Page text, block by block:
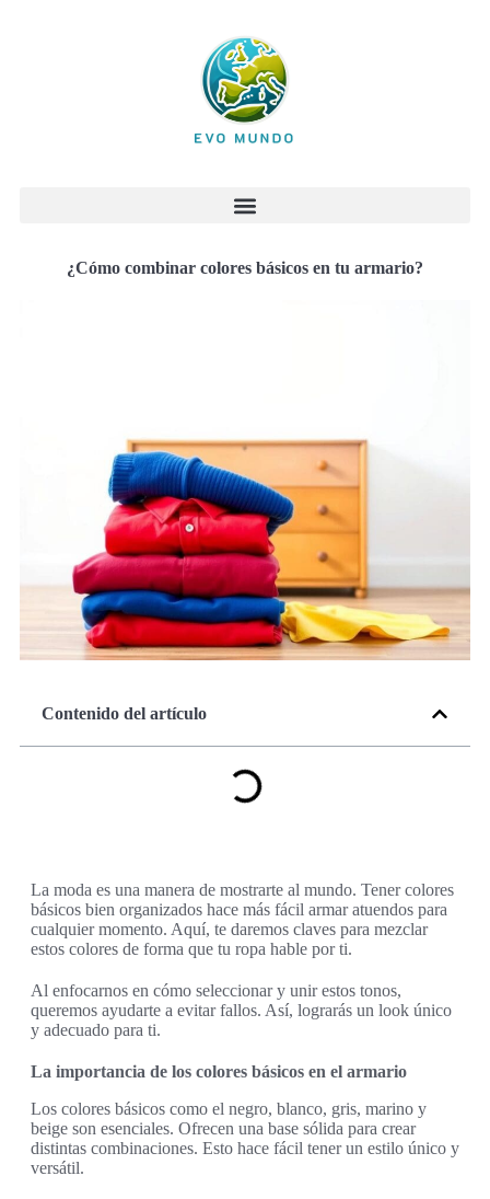
¿Cómo combinar colores básicos en tu armario?
Contenido del artículo
La moda es una manera de mostrarte al mundo. Tener colores
básicos bien organizados hace más fácil armar atuendos para
cualquier momento. Aquí, te daremos claves para mezclar
estos colores de forma que tu ropa hable por ti.
Al enfocarnos en cómo seleccionar y unir estos tonos,
queremos ayudarte a evitar fallos. Así, lograrás un look único
y adecuado para ti.
La importancia de los colores básicos en el armario
Los colores básicos como el negro, blanco, gris, marino y
beige son esenciales. Ofrecen una base sólida para crear
distintas combinaciones. Esto hace fácil tener un estilo único y
versátil.